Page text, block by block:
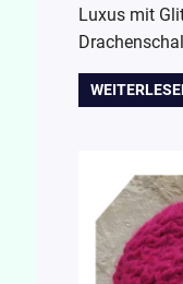
Luxus mit